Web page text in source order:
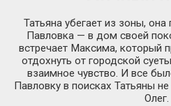
Татьяна убегает из зоны, она
Павловка — в дом своей
встречает Максима, который
отдохнуть от городской
взаимное чувство. И все
Павловку в поисках Татьяны
Олег.